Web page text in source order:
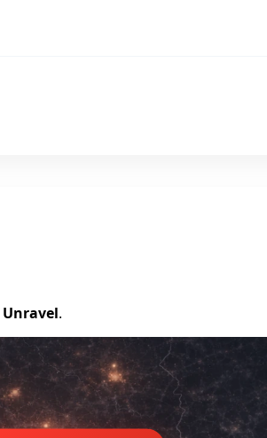
Unravel.